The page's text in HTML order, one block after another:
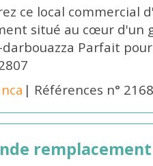
ce local commercial
situé au cœur d'un
darbouazza Parfait
| Références n°
remplacement